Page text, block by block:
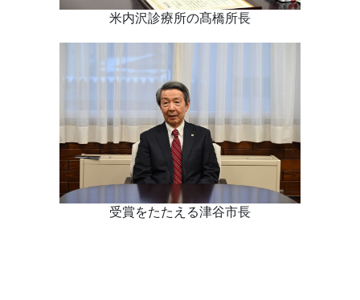
米内沢診療所の髙橋所長
受賞をたたえる津谷市長